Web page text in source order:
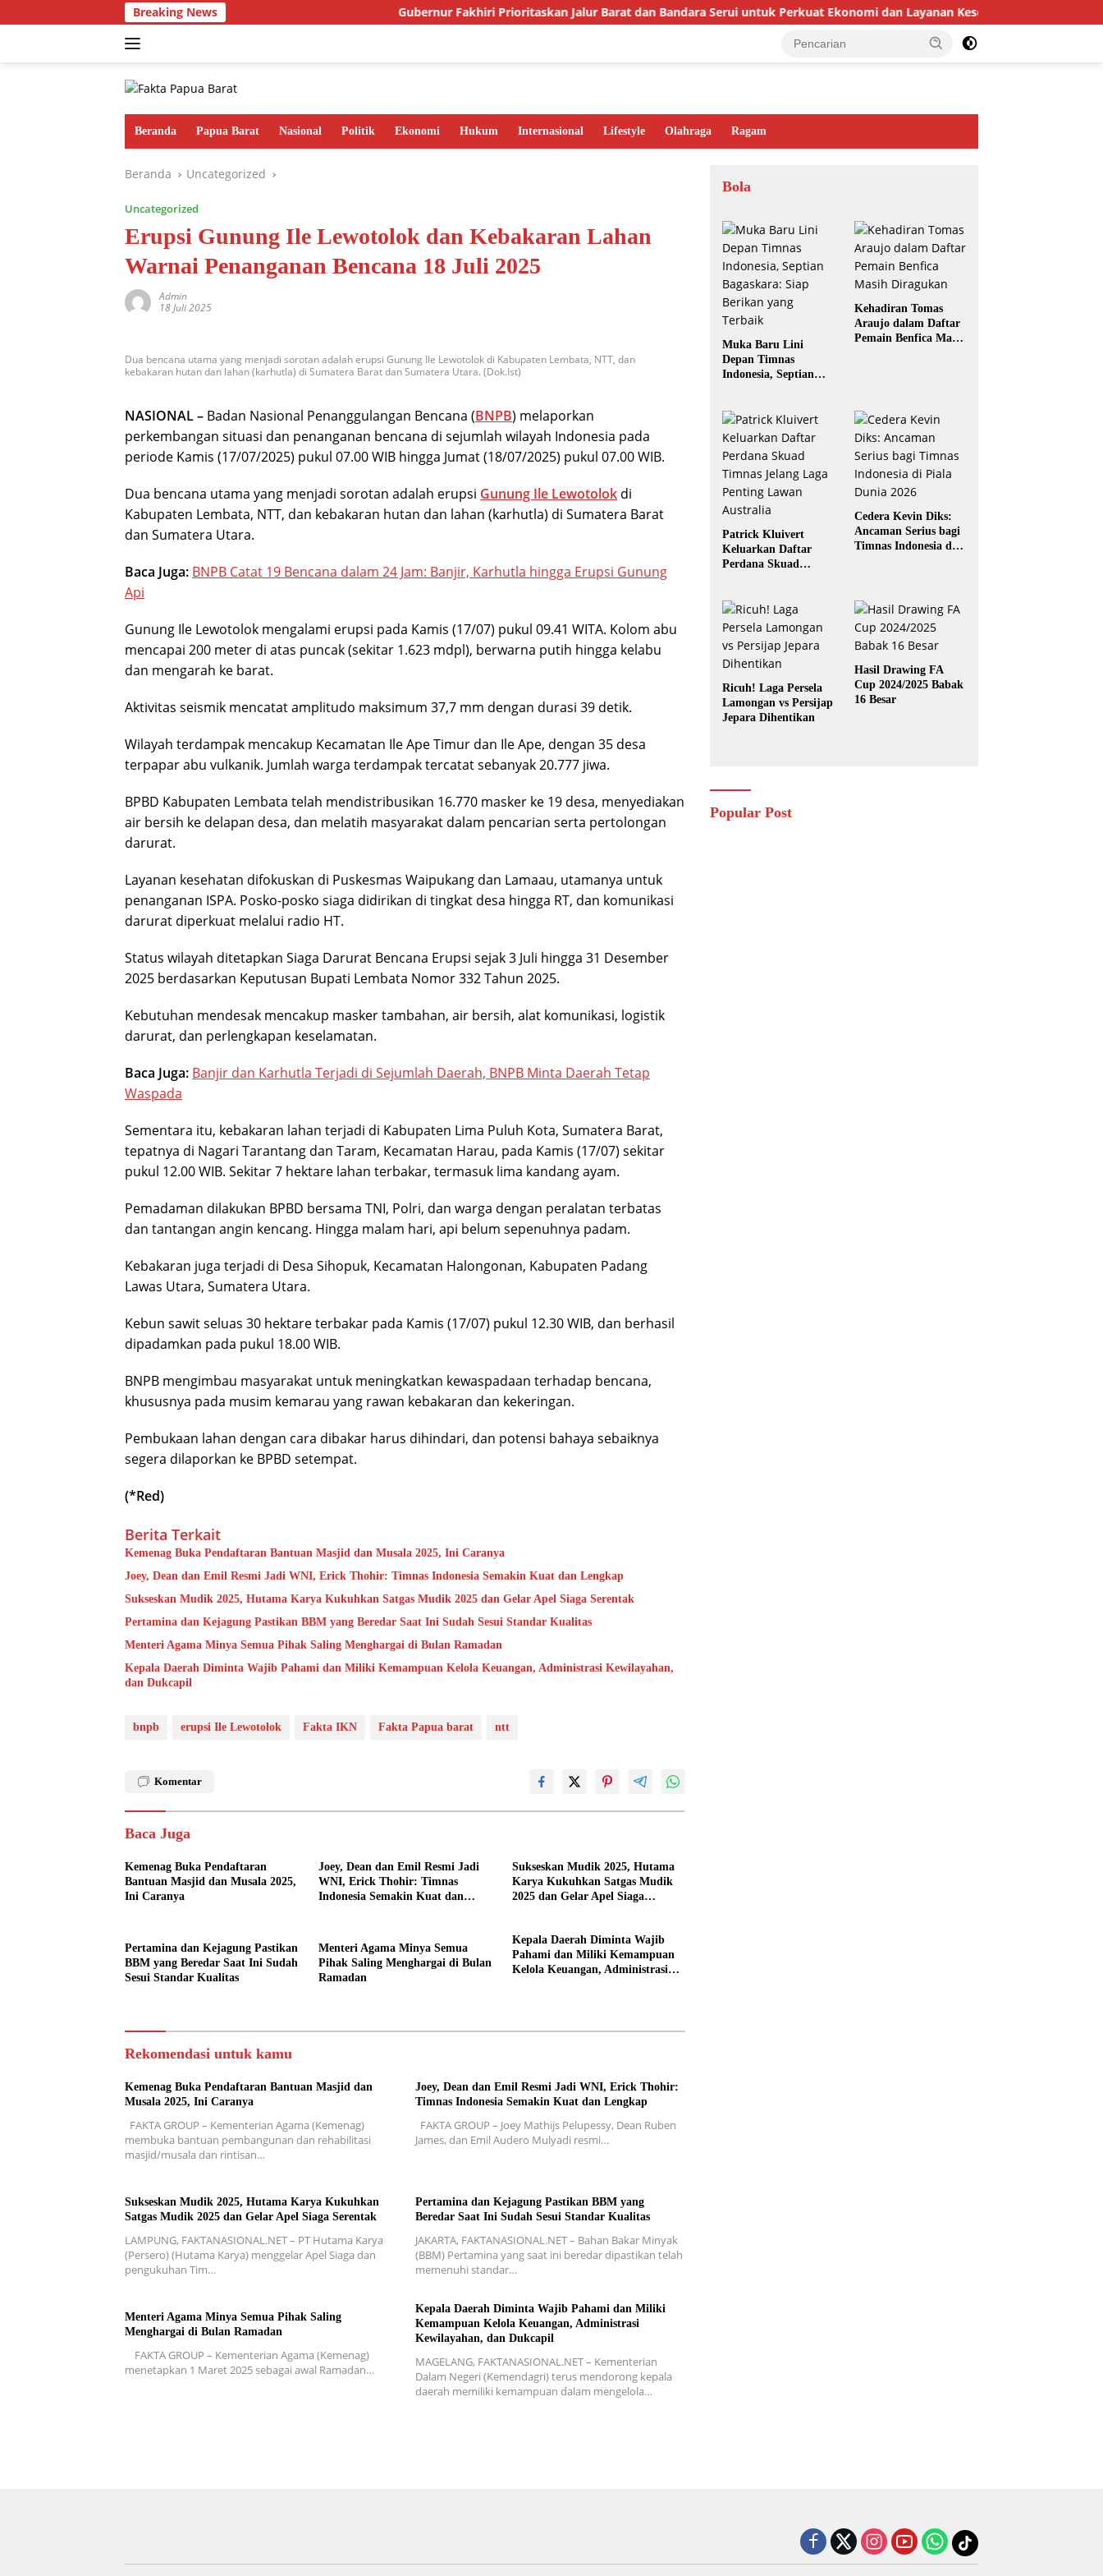
ke
Breaking News Gubernur Fakhiri Prioritaskan Jalur Barat dan Bandara Serui untuk Perkuat Ekonomi dan Layanan Kesehatan
Beranda Papua Barat Nasional Politik Ekonomi Hukum Internasional Lifestyle Olahraga Ragam
Beranda Uncategorized
Uncategorized
Erupsi Gunung Ile Lewotolok dan Kebakaran Lahan
Warnai Penanganan Bencana 18 Juli 2025
Admin
18 Juli 2025
Dua bencana utama yang menjadi sorotan adalah erupsi Gunung Ile Lewotolok di Kabupaten Lembata, NTT, dan
kebakaran hutan dan lahan (karhutla) di Sumatera Barat dan Sumatera Utara. (Dok.Ist)
NASIONAL – Badan Nasional Penanggulangan Bencana (BNPB) melaporkan
perkembangan situasi dan penanganan bencana di sejumlah wilayah Indonesia pada
periode Kamis (17/07/2025) pukul 07.00 WIB hingga Jumat (18/07/2025) pukul 07.00 WIB.
Dua bencana utama yang menjadi sorotan adalah erupsi Gunung Ile Lewotolok di
Kabupaten Lembata, NTT, dan kebakaran hutan dan lahan (karhutla) di Sumatera Barat
dan Sumatera Utara.
Baca Juga: BNPB Catat 19 Bencana dalam 24 Jam: Banjir, Karhutla hingga Erupsi Gunung
Api
Gunung Ile Lewotolok mengalami erupsi pada Kamis (17/07) pukul 09.41 WITA. Kolom abu
mencapai 200 meter di atas puncak (sekitar 1.623 mdpl), berwarna putih hingga kelabu
dan mengarah ke barat.
Aktivitas seismik mencatat amplitudo maksimum 37,7 mm dengan durasi 39 detik.
Wilayah terdampak mencakup Kecamatan Ile Ape Timur dan Ile Ape, dengan 35 desa
terpapar abu vulkanik. Jumlah warga terdampak tercatat sebanyak 20.777 jiwa.
BPBD Kabupaten Lembata telah mendistribusikan 16.770 masker ke 19 desa, menyediakan
air bersih ke delapan desa, dan melatih masyarakat dalam pencarian serta pertolongan
darurat.
Layanan kesehatan difokuskan di Puskesmas Waipukang dan Lamaau, utamanya untuk
penanganan ISPA. Posko-posko siaga didirikan di tingkat desa hingga RT, dan komunikasi
darurat diperkuat melalui radio HT.
Status wilayah ditetapkan Siaga Darurat Bencana Erupsi sejak 3 Juli hingga 31 Desember
2025 berdasarkan Keputusan Bupati Lembata Nomor 332 Tahun 2025.
Kebutuhan mendesak mencakup masker tambahan, air bersih, alat komunikasi, logistik
darurat, dan perlengkapan keselamatan.
Baca Juga: Banjir dan Karhutla Terjadi di Sejumlah Daerah, BNPB Minta Daerah Tetap
Waspada
Sementara itu, kebakaran lahan terjadi di Kabupaten Lima Puluh Kota, Sumatera Barat,
tepatnya di Nagari Tarantang dan Taram, Kecamatan Harau, pada Kamis (17/07) sekitar
pukul 12.00 WIB. Sekitar 7 hektare lahan terbakar, termasuk lima kandang ayam.
Pemadaman dilakukan BPBD bersama TNI, Polri, dan warga dengan peralatan terbatas
dan tantangan angin kencang. Hingga malam hari, api belum sepenuhnya padam.
Kebakaran juga terjadi di Desa Sihopuk, Kecamatan Halongonan, Kabupaten Padang
Lawas Utara, Sumatera Utara.
Kebun sawit seluas 30 hektare terbakar pada Kamis (17/07) pukul 12.30 WIB, dan berhasil
dipadamkan pada pukul 18.00 WIB.
BNPB mengimbau masyarakat untuk meningkatkan kewaspadaan terhadap bencana,
khususnya pada musim kemarau yang rawan kebakaran dan kekeringan.
Pembukaan lahan dengan cara dibakar harus dihindari, dan potensi bahaya sebaiknya
segera dilaporkan ke BPBD setempat.
(*Red)
Berita Terkait
Kemenag Buka Pendaftaran Bantuan Masjid dan Musala 2025, Ini Caranya
Joey, Dean dan Emil Resmi Jadi WNI, Erick Thohir: Timnas Indonesia Semakin Kuat dan Lengkap
Sukseskan Mudik 2025, Hutama Karya Kukuhkan Satgas Mudik 2025 dan Gelar Apel Siaga Serentak
Pertamina dan Kejagung Pastikan BBM yang Beredar Saat Ini Sudah Sesui Standar Kualitas
Menteri Agama Minya Semua Pihak Saling Menghargai di Bulan Ramadan
Kepala Daerah Diminta Wajib Pahami dan Miliki Kemampuan Kelola Keuangan, Administrasi Kewilayahan,
dan Dukcapil
bnpb erupsi Ile Lewotolok Fakta IKN Fakta Papua barat ntt
Komentar
Baca Juga
Kemenag Buka Pendaftaran
Bantuan Masjid dan Musala 2025,
Ini Caranya
Joey, Dean dan Emil Resmi Jadi
WNI, Erick Thohir: Timnas
Indonesia Semakin Kuat dan
Sukseskan Mudik 2025, Hutama
Karya Kukuhkan Satgas Mudik
2025 dan Gelar Apel Siaga
Pertamina dan Kejagung Pastikan
BBM yang Beredar Saat Ini Sudah
Sesui Standar Kualitas
Menteri Agama Minya Semua
Pihak Saling Menghargai di Bulan
Ramadan
Kepala Daerah Diminta Wajib
Pahami dan Miliki Kemampuan
Kelola Keuangan, Administrasi
Rekomendasi untuk kamu
Kemenag Buka Pendaftaran Bantuan Masjid dan
Musala 2025, Ini Caranya
FAKTA GROUP – Kementerian Agama (Kemenag)
membuka bantuan pembangunan dan rehabilitasi
masjid/musala dan rintisan…
Joey, Dean dan Emil Resmi Jadi WNI, Erick Thohir:
Timnas Indonesia Semakin Kuat dan Lengkap
FAKTA GROUP – Joey Mathijs Pelupessy, Dean Ruben
James, dan Emil Audero Mulyadi resmi…
Sukseskan Mudik 2025, Hutama Karya Kukuhkan
Satgas Mudik 2025 dan Gelar Apel Siaga Serentak
LAMPUNG, FAKTANASIONAL.NET – PT Hutama Karya
(Persero) (Hutama Karya) menggelar Apel Siaga dan
pengukuhan Tim…
Pertamina dan Kejagung Pastikan BBM yang
Beredar Saat Ini Sudah Sesui Standar Kualitas
JAKARTA, FAKTANASIONAL.NET – Bahan Bakar Minyak
(BBM) Pertamina yang saat ini beredar dipastikan telah
memenuhi standar…
Menteri Agama Minya Semua Pihak Saling
Menghargai di Bulan Ramadan
FAKTA GROUP – Kementerian Agama (Kemenag)
menetapkan 1 Maret 2025 sebagai awal Ramadan…
Kepala Daerah Diminta Wajib Pahami dan Miliki
Kemampuan Kelola Keuangan, Administrasi
Kewilayahan, dan Dukcapil
MAGELANG, FAKTANASIONAL.NET – Kementerian
Dalam Negeri (Kemendagri) terus mendorong kepala
daerah memiliki kemampuan dalam mengelola…
Bola
Muka Baru Lini
Depan Timnas
Indonesia, Septian
Kehadiran Tomas
Araujo dalam Daftar
Pemain Benfica Masih
Patrick Kluivert
Keluarkan Daftar
Perdana Skuad
Australia
Cedera Kevin Diks:
Ancaman Serius bagi
Timnas Indonesia di
Ricuh! Laga Persela
Lamongan vs Persijap
Jepara Dihentikan
Hasil Drawing FA
Cup 2024/2025 Babak
16 Besar
Popular Post